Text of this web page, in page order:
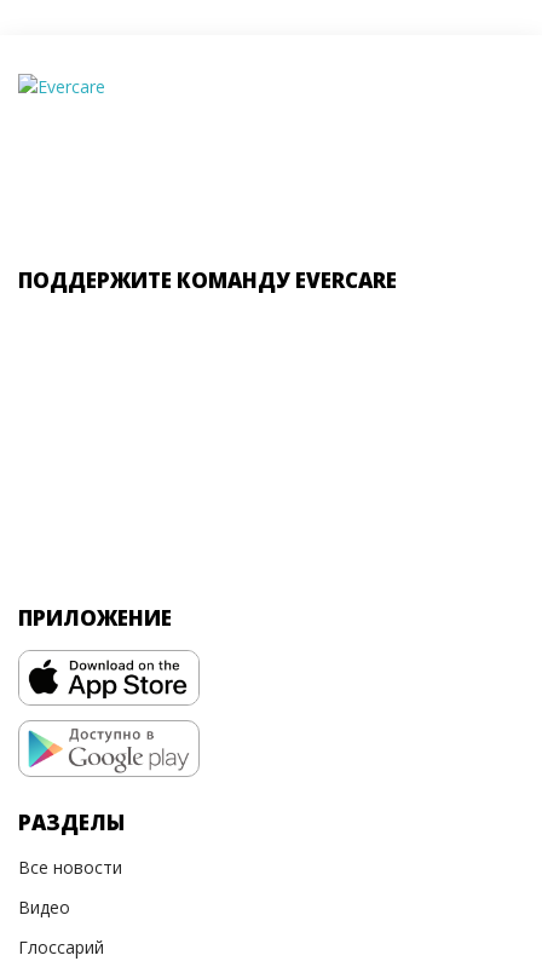
ПОДДЕРЖИТЕ КОМАНДУ EVERCARE
ПРИЛОЖЕНИЕ
РАЗДЕЛЫ
Все новости
Видео
Глоссарий